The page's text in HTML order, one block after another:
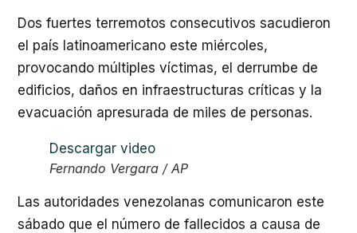
Dos fuertes terremotos consecutivos sacudieron
el país latinoamericano este miércoles,
provocando múltiples víctimas, el derrumbe de
edificios, daños en infraestructuras críticas y la
evacuación apresurada de miles de personas.
Descargar video
Fernando Vergara / AP
Las autoridades venezolanas comunicaron este
sábado que el número de fallecidos a causa de